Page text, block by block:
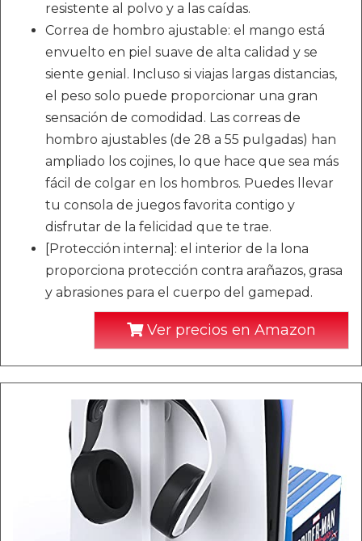
resistente al polvo y a las caídas.
Correa de hombro ajustable: el mango está
envuelto en piel suave de alta calidad y se
siente genial. Incluso si viajas largas distancias,
el peso solo puede proporcionar una gran
sensación de comodidad. Las correas de
hombro ajustables (de 28 a 55 pulgadas) han
ampliado los cojines, lo que hace que sea más
fácil de colgar en los hombros. Puedes llevar
tu consola de juegos favorita contigo y
disfrutar de la felicidad que te trae.
[Protección interna]: el interior de la lona
proporciona protección contra arañazos, grasa
y abrasiones para el cuerpo del gamepad.
Ver precios en Amazon